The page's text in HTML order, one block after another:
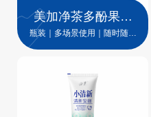
美加净茶多酚果味
漱口水（桃桃乌
龙）
瓶装｜多场景使用｜随时随地